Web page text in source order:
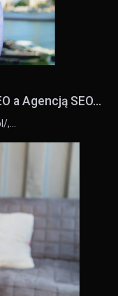
a Agencją SEO...
,…